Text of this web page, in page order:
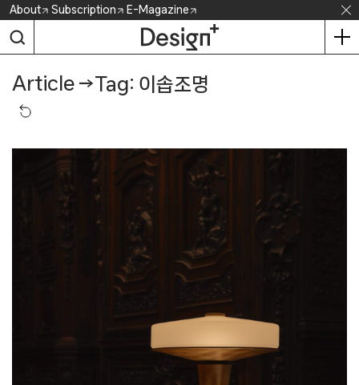
Skip
content
About Subscription E-Magazine
Article →Tag: 이솝조명